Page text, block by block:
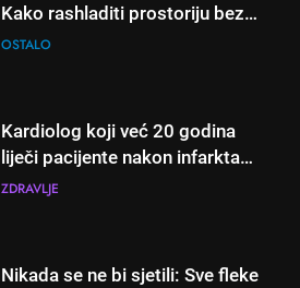
Kako rashladiti prostoriju bez
klime i velikih računa za struju!
OSTALO
Kardiolog koji već 20 godina
liječi pacijente nakon infarkta
otkrio: Ove 4 jutarnje navike
dana!
ZDRAVLJE
Nikada se ne bi sjetili: Sve fleke